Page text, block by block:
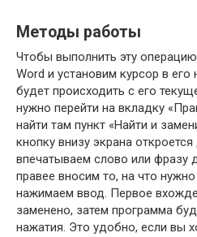
Методы работы
Чтобы выполнить эту
Word и установим курсор в его
будет происходить с его
нужно перейти на вкладку
найти там пункт «Найти и
кнопку внизу экрана
впечатываем слово или фразу
правее вносим то, на что нужно
нажимаем ввод. Первое
заменено, затем программа
нажатия. Это удобно, если вы